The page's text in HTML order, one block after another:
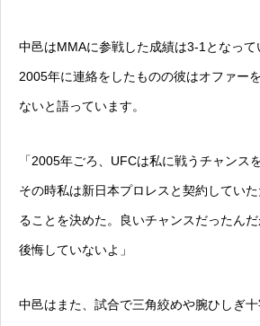
中邑はMMAに参戦した成績は3-1となっ
2005年に連絡をしたものの彼はオファー
ないと語っています。
「2005年ごろ、UFCは私に戦うチャンス
その時私は新日本プロレスと契約してい
ることを決めた。良いチャンスだったん
後悔していないよ」
中邑はまた、試合で三角絞めや腕ひしぎ